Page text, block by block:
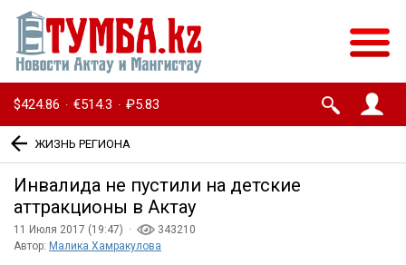
$424.86 · €514.3 · ₽5.83
ЖИЗНЬ РЕГИОНА
Инвалида не пустили на детские
аттракционы в Актау
11 Июля 2017 (19:47) ·
343210
Автор: Малика Хамракулова